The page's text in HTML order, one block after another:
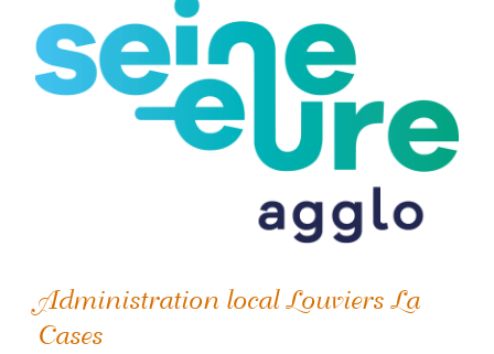
Administration local Louviers La
Cases